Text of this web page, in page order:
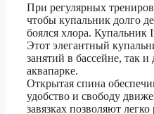
При регулярных
чтобы купальник долго
боялся хлора.
Этот элегантный
занятий в бассейне, так
аквапарке.
Открытая спина
удобство и свободу
завязках позволяют